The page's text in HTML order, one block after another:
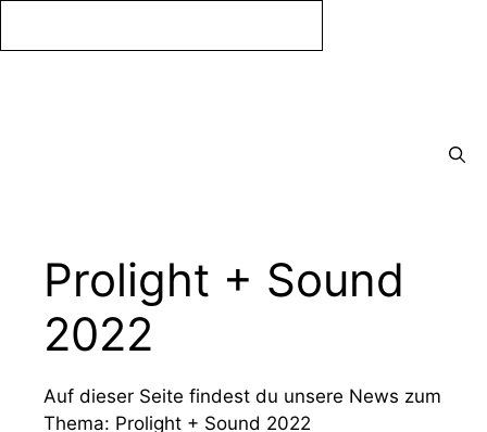
Prolight + Sound
2022
Auf dieser Seite findest du unsere News zum
Thema: Prolight + Sound 2022